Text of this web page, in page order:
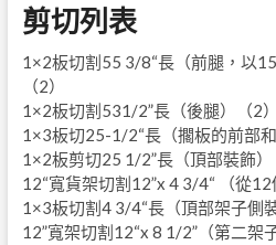
剪切列表
1×2板切割55 3/8“長（前腿，以
（2）
1×2板切割531/2”長（後腿）（2）
1×3板切25-1/2“長（擱板的前部和
1×2板剪切25 1/2”長（頂部裝飾）
12“寬貨架切割12”x 4 3/4“ （從12
1×3板切割4 3/4“長（頂部架子側
12”寬架切割12“x 8 1/2”（第二架子